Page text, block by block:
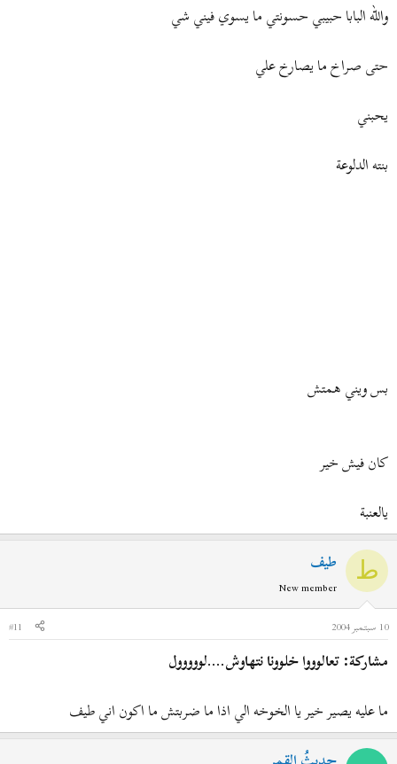
والله البابا حبيبي حسونتي ما يسوي فيني شي
حتى صراخ ما يصارخ علي
يحبني
بنته الدلوعة
بس ويني همتش
كان فيش خير
يالعنبة
ط طيف
New member
10 سبتمبر 2004
#11
مشاركة: تعالوووا خلوونا نتهاوش....لووووول
ما عليه يصير خير يا الخوخه الي اذا ما ضربتش ما اكون اني طيف